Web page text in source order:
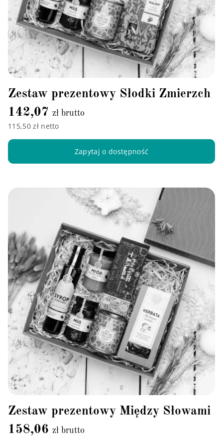
Zestaw prezentowy Słodki Zmierzch
142,07 zł brutto
115,50 zł netto
Zapytaj o dostępność
Zestaw prezentowy Między Słowami
158,06 zł brutto